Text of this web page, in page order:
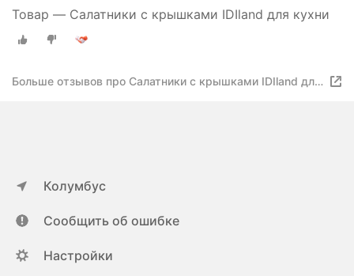
Товар — Салатники с крышками IDIland для кухни
Больше отзывов про Салатники с крышками IDIland для
Колумбус
Сообщить об ошибке
Настройки